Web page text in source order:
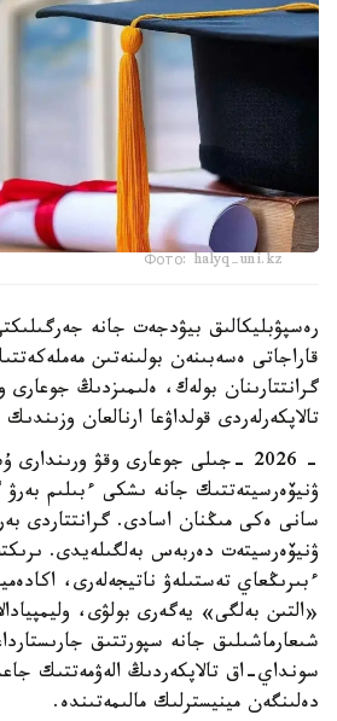
Фото: halyq-uni.kz
رەسپۋبليكالىق بيۋدجەت جانە
قاراجاتى ەسەبىنەن بولىنەتىن
گرانتتارىنان بولەك، ەلىمىزدىڭ جوعارى
تالاپكەرلەردى قولداۋعا ارنالعان وزىندىك
- 2026 -جىلى جوعارى وقۋ
ۋنيۆەرسيتەتتىك جانە ىشكى ءبىلىم بەرۋ
سانى ەكى مىڭنان اسادى. گرانتتاردى
ۋنيۆەرسيتەت دەربەس بەلگىلەيدى.
ءبىرىڭعاي تەستىلەۋ ناتيجەلەرى،
«التىن بەلگى» يەگەرى بولۋى،
شىعارماشىلىق جانە سپورتتىق
سونداي-اق تالاپكەردىڭ الەۋمەتتىك
دەلىنگەن مينيسترلىك مالىمەتىندە.